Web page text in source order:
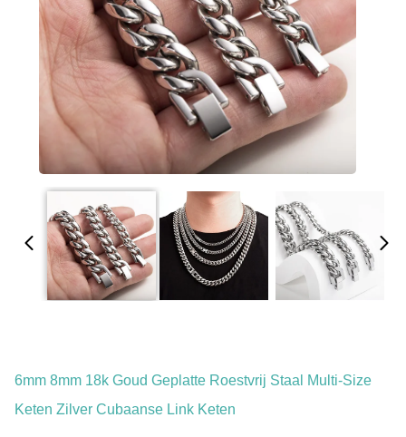
6mm 8mm 18k Goud Geplatte Roestvrij Staal Multi-Size
Keten Zilver Cubaanse Link Keten